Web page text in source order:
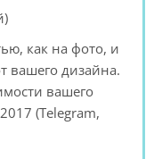
как на фото, и
вашего дизайна.
вашего
(Telegram,